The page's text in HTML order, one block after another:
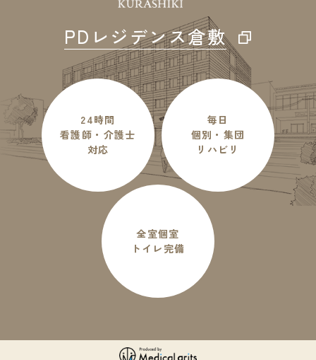
PDレジデンス倉敷
24時間
看護師・介護士
対応
毎日
個別・集団
リハビリ
全室個室
トイレ完備